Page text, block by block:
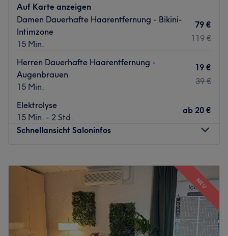
Auf Karte anzeigen
Damen Dauerhafte Haarentfernung - Bikini-
Intimzone
15 Min.
79 €
119 €
Herren Dauerhafte Haarentfernung -
Augenbrauen
15 Min.
19 €
39 €
Elektrolyse
15 Min. - 2 Std.
ab 20 €
Schnellansicht Saloninfos
Dienstag
–19:00
Mittwoch
–19:00
Donnerstag
–19:00
Freitag
–19:00
Samstag
–20:00
Sonntag
Geschlossen
NEU